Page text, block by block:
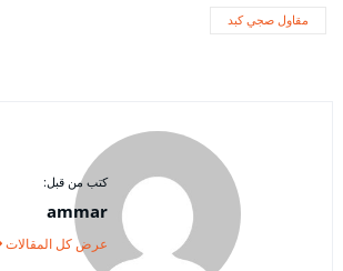
مقاول صجي كبد
كتب من قبل:
ammar
عرض كل المقالات